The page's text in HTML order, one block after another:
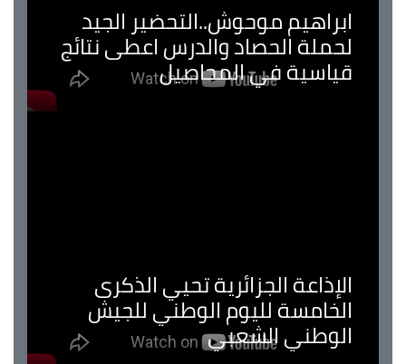
ابراهيم موحوش..التحضير الجيد
لحملة الحصاد والدرس اعطى نتائج
قياسية في المحاصيل
الإذاعة الجزائرية تحيي الذكرى
الخامسة لليوم الوطني للجيش
الوطني الشعبي